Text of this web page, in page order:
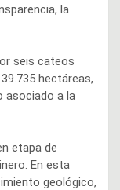
la
seis cateos
hectáreas,
asociado a la
etapa de
En esta
geológico,